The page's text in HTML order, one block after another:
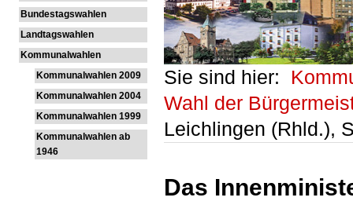
Bundestagswahlen
Landtagswahlen
Kommunalwahlen
Kommunalwahlen 2009
Kommunalwahlen 2004
Kommunalwahlen 1999
Kommunalwahlen ab
1946
Sie sind hier:
Wahl der
Leichlingen (Rhld.),
Das